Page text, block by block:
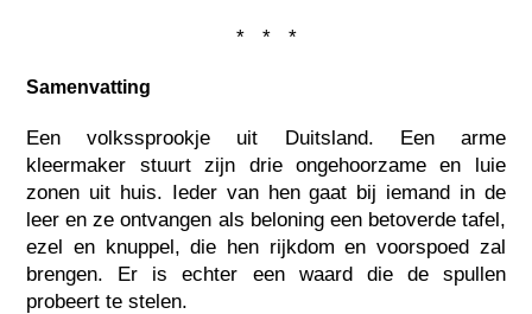
* * *
Samenvatting
Een volkssprookje uit Duitsland. Een arme
kleermaker stuurt zijn drie ongehoorzame en luie
zonen uit huis. Ieder van hen gaat bij iemand in de
leer en ze ontvangen als beloning een betoverde tafel,
ezel en knuppel, die hen rijkdom en voorspoed zal
brengen. Er is echter een waard die de spullen
probeert te stelen.